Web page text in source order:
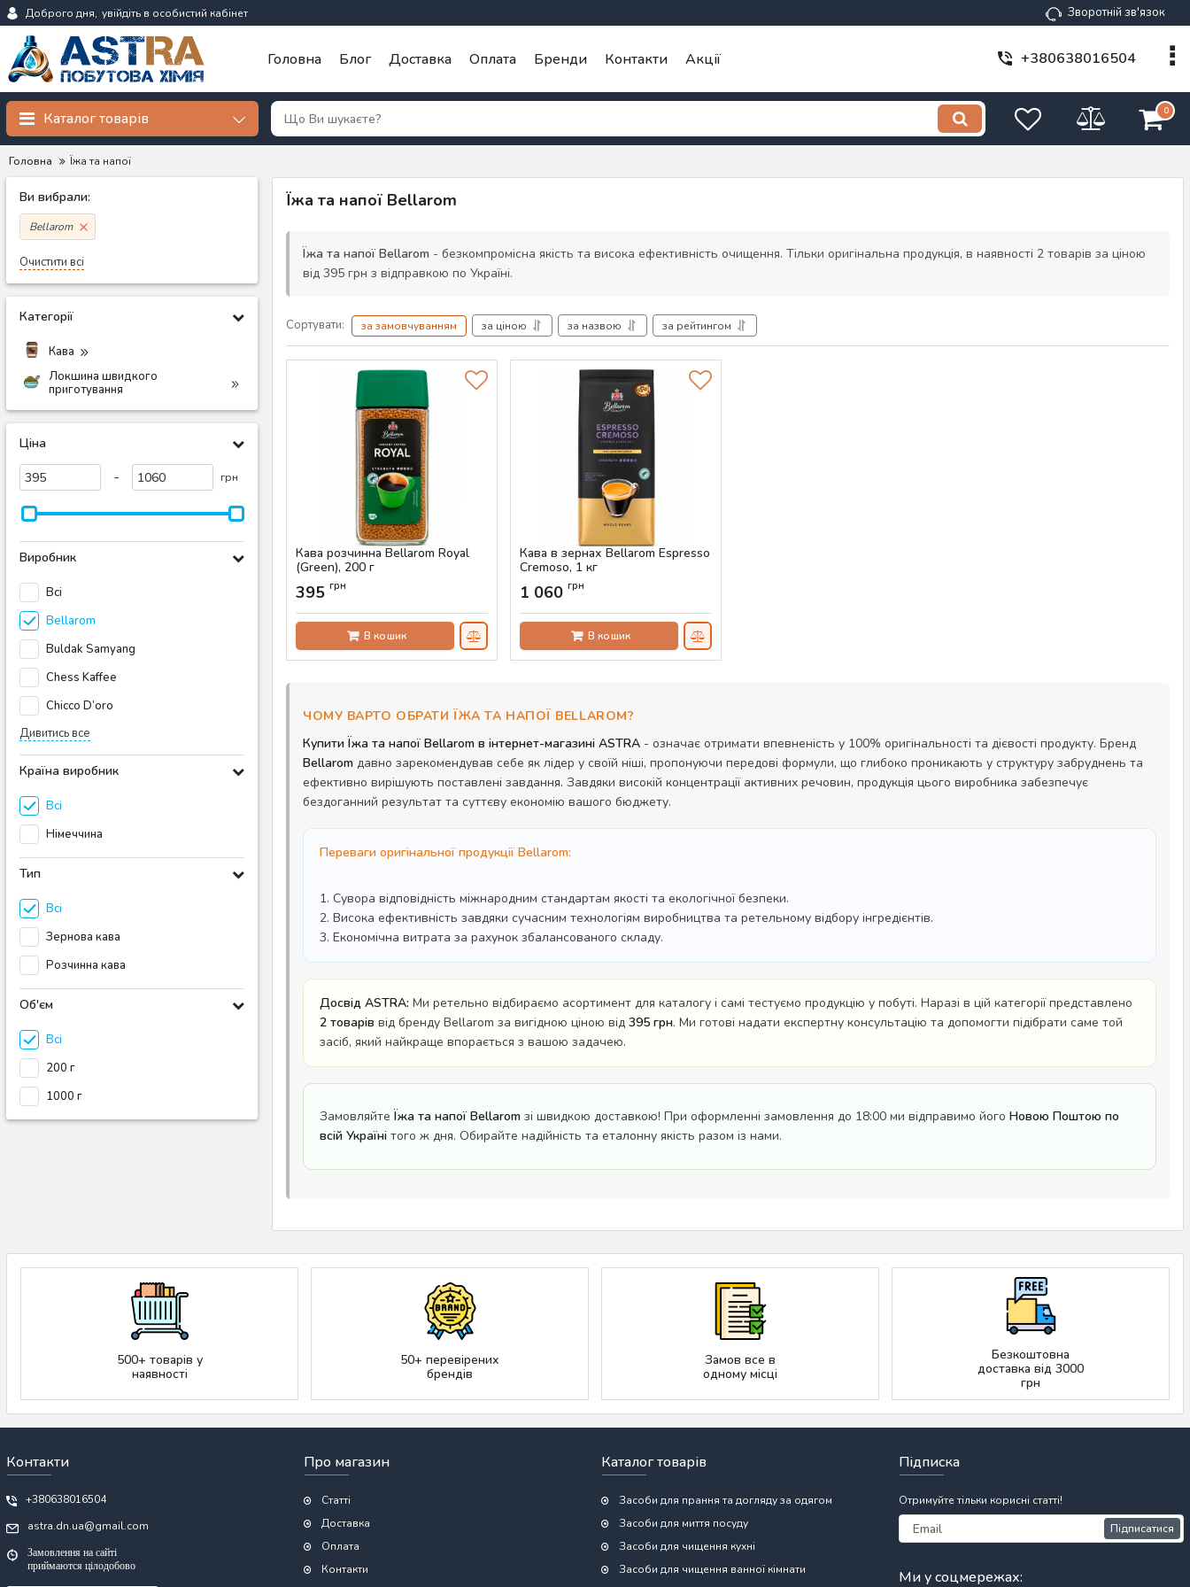
Доброго дня, увійдіть в особистий кабінет Зворотній зв'язок
Головна Блог Доставка Оплата Бренди Контакти Акції +380638016504
Каталог товарів 0
Головна Їжа та напої
Ви вибрали:
Bellarom
Очистити всі
Категорії
Кава
Локшина швидкого
приготування
Ціна
- грн
Виробник
Всі
Bellarom
Buldak Samyang
Chess Kaffee
Chicco D’oro
Дивитись все
Країна виробник
Всі
Німеччина
Тип
Всі
Зернова кава
Розчинна кава
Об'єм
Всі
200 г
1000 г
Їжа та напої Bellarom
Їжа та напої Bellarom - безкомпромісна якість та висока ефективність очищення. Тільки оригінальна продукція, в наявності 2 товарів за ціною
від 395 грн з відправкою по Україні.
Сортувати: за замовчуванням за ціною за назвою за рейтингом
Кава розчинна Bellarom Royal
(Green), 200 г
Артикул:AS-00768
395 грн
В кошик
Кава в зернах Bellarom Espresso
Cremoso, 1 кг
Артикул: AS-00767
1 060 грн
В кошик
ЧОМУ ВАРТО ОБРАТИ ЇЖА ТА НАПОЇ BELLAROM?
Купити Їжа та напої Bellarom в інтернет-магазині ASTRA - означає отримати впевненість у 100% оригінальності та дієвості продукту. Бренд
Bellarom давно зарекомендував себе як лідер у своїй ніші, пропонуючи передові формули, що глибоко проникають у структуру забруднень та
ефективно вирішують поставлені завдання. Завдяки високій концентрації активних речовин, продукція цього виробника забезпечує
бездоганний результат та суттєву економію вашого бюджету.
Переваги оригінальної продукції Bellarom:
1. Сувора відповідність міжнародним стандартам якості та екологічної безпеки.
2. Висока ефективність завдяки сучасним технологіям виробництва та ретельному відбору інгредієнтів.
3. Економічна витрата за рахунок збалансованого складу.
Досвід ASTRA: Ми ретельно відбираємо асортимент для каталогу і самі тестуємо продукцію у побуті. Наразі в цій категорії представлено
2 товарів від бренду Bellarom за вигідною ціною від 395 грн. Ми готові надати експертну консультацію та допомогти підібрати саме той
засіб, який найкраще впорається з вашою задачею.
Замовляйте Їжа та напої Bellarom зі швидкою доставкою! При оформленні замовлення до 18:00 ми відправимо його Новою Поштою по
всій Україні того ж дня. Обирайте надійність та еталонну якість разом із нами.
500+ товарів у
наявності
50+ перевірених
брендів
Замов все в
одному місці
Безкоштовна
доставка від 3000
грн
Контакти
+380638016504
astra.dn.ua@gmail.com
Замовлення на сайті
приймаются цілодобово
Про магазин
Статті
Доставка
Оплата
Контакти
Каталог товарів
Засоби для прання та догляду за одягом
Засоби для миття посуду
Засоби для чищення кухні
Засоби для чищення ванної кімнати
Підписка
Отримуйте тільки корисні статті!
Підписатися
Ми у соцмережах: